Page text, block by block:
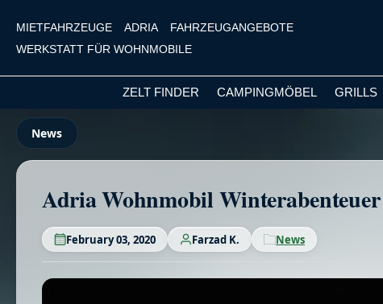
Hauptinhalt springen
Zur Suche springen
Zur Hauptnavigation springen
MIETFAHRZEUGE ADRIA
FAHRZEUGANGEBOTE
WERKSTATT FÜR WOHNMOBILE
ZELT FINDER CAMPINGMÖBEL GRILLS
News
Adria Wohnmobil
February 03, 2020 Farzad K. News